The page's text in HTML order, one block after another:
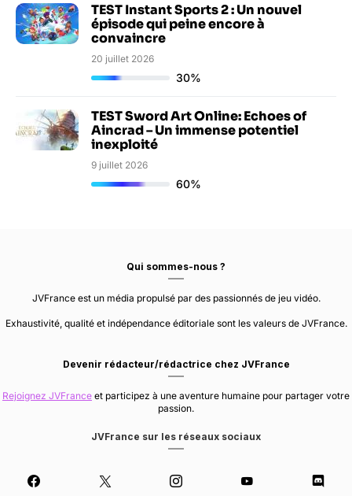
TEST Instant Sports 2 : Un nouvel
épisode qui peine encore à
convaincre
20 juillet 2026
30%
TEST Sword Art Online: Echoes of
Aincrad – Un immense potentiel
inexploité
9 juillet 2026
60%
Qui sommes-nous ?
JVFrance est un média propulsé par des passionnés de jeu vidéo.
Exhaustivité, qualité et indépendance éditoriale sont les valeurs de JVFrance.
Devenir rédacteur/rédactrice chez JVFrance
Rejoignez JVFrance et participez à une aventure humaine pour partager votre
passion.
JVFrance sur les réseaux sociaux